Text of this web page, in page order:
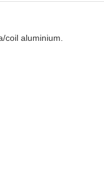
aluminium.